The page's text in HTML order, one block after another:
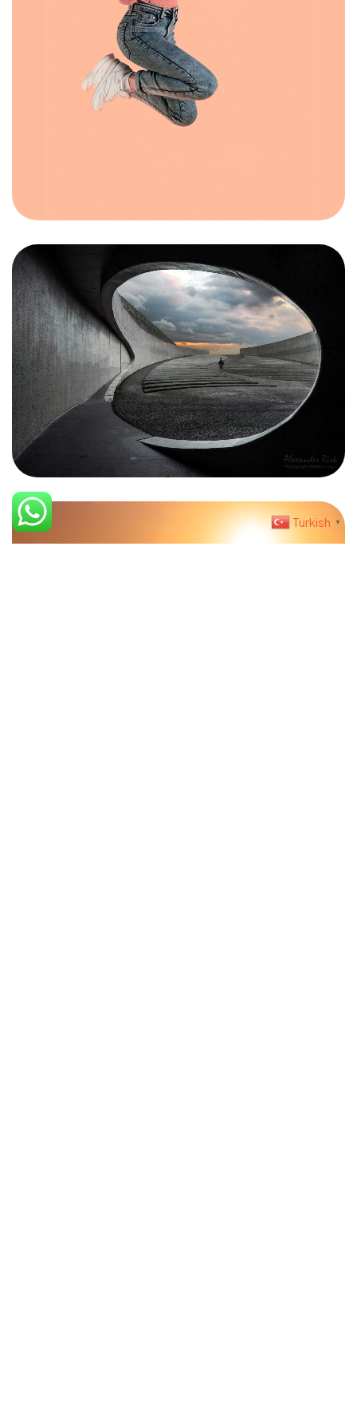
Gizlilik Sözleşmesi
Şartlar & Koşullar
Teslimat Bilgisi
Design By Fikrimood
Turkish ▼